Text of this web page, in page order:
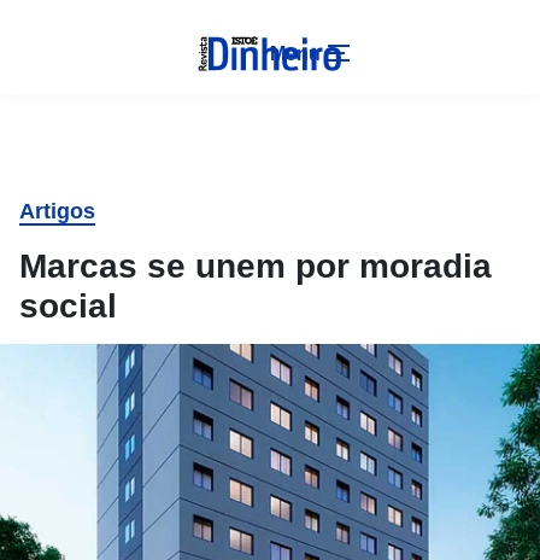
Menu
Artigos
Marcas se unem por moradia
social